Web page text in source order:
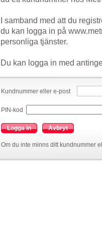
I samband med att du
du kan logga in på
personliga tjänster.
Du kan logga in med
Kundnummer eller e-post
PIN-kod
Logga in Avbryt
Om du inte minns ditt kundnummer